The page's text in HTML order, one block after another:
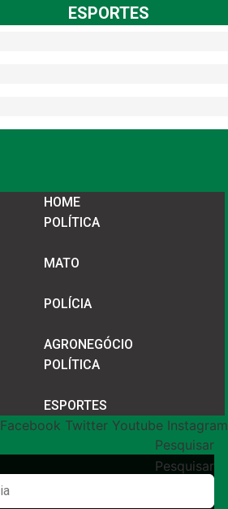
ESPORTES
HOME
POLÍTICA
MATO
POLÍCIA
AGRONEGÓCIO
POLÍTICA
ESPORTES
Facebook Twitter Youtube Instagram
Pesquisar
Pesquisar